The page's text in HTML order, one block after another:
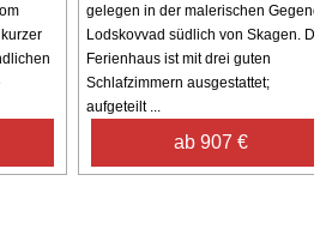
gelegen in der malerischen Gegend
Lodskovvad südlich von Skagen.
Ferienhaus ist mit drei guten
Schlafzimmern ausgestattet;
aufgeteilt ...
ab 907 €